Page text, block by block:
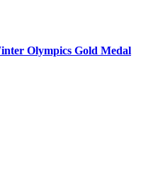
Olympics Gold Medal